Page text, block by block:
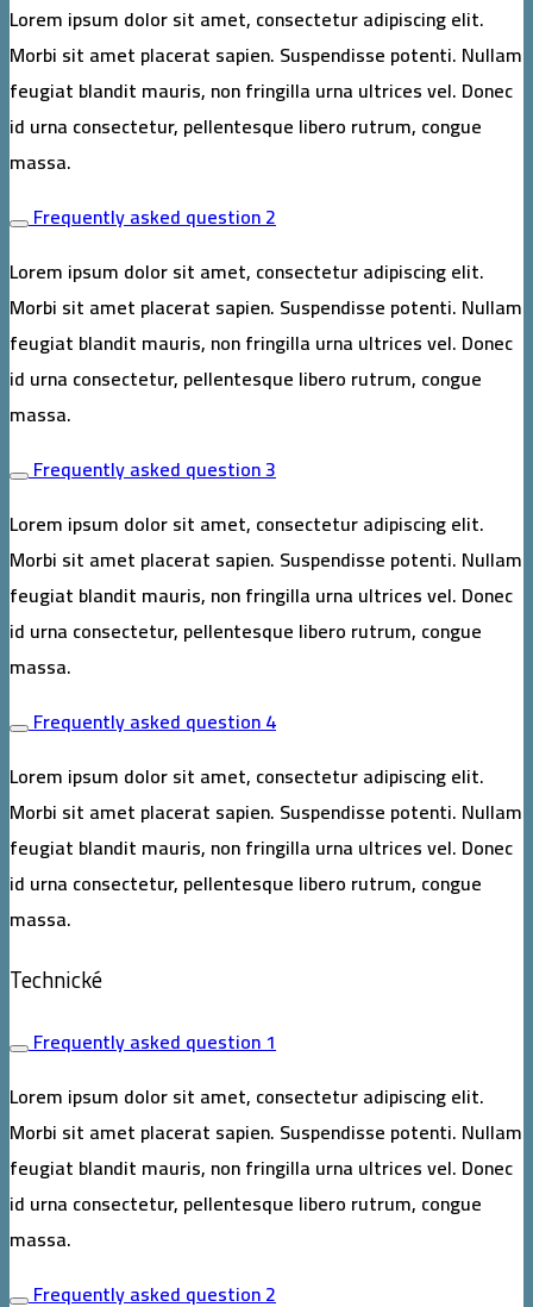
Lorem ipsum dolor sit amet, consectetur adipiscing elit.
Morbi sit amet placerat sapien. Suspendisse potenti. Nullam
feugiat blandit mauris, non fringilla urna ultrices vel. Donec
id urna consectetur, pellentesque libero rutrum, congue
massa.
Frequently asked question 2
Lorem ipsum dolor sit amet, consectetur adipiscing elit.
Morbi sit amet placerat sapien. Suspendisse potenti. Nullam
feugiat blandit mauris, non fringilla urna ultrices vel. Donec
id urna consectetur, pellentesque libero rutrum, congue
massa.
Frequently asked question 3
Lorem ipsum dolor sit amet, consectetur adipiscing elit.
Morbi sit amet placerat sapien. Suspendisse potenti. Nullam
feugiat blandit mauris, non fringilla urna ultrices vel. Donec
id urna consectetur, pellentesque libero rutrum, congue
massa.
Frequently asked question 4
Lorem ipsum dolor sit amet, consectetur adipiscing elit.
Morbi sit amet placerat sapien. Suspendisse potenti. Nullam
feugiat blandit mauris, non fringilla urna ultrices vel. Donec
id urna consectetur, pellentesque libero rutrum, congue
massa.
Technické
Frequently asked question 1
Lorem ipsum dolor sit amet, consectetur adipiscing elit.
Morbi sit amet placerat sapien. Suspendisse potenti. Nullam
feugiat blandit mauris, non fringilla urna ultrices vel. Donec
id urna consectetur, pellentesque libero rutrum, congue
massa.
Frequently asked question 2